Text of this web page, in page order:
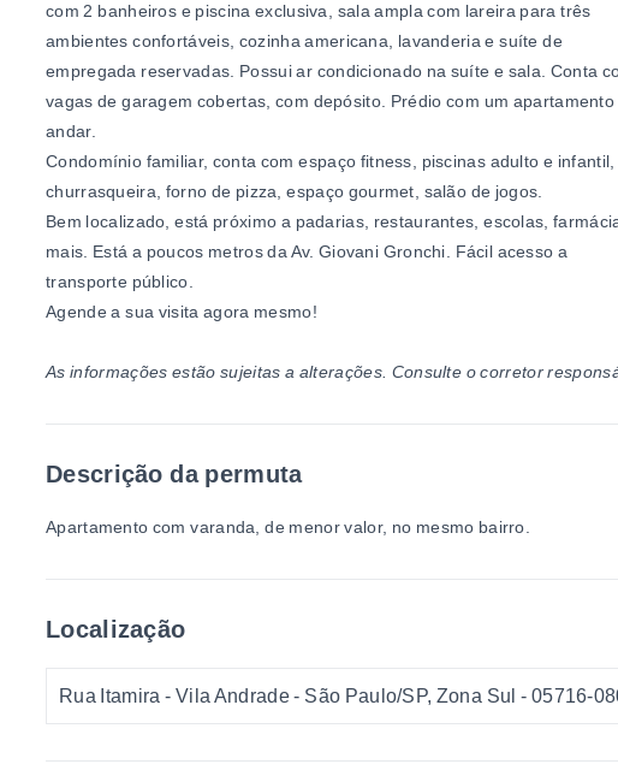
com 2 banheiros e piscina exclusiva, sala ampla com lareira para três
ambientes confortáveis, cozinha americana, lavanderia e suíte de
empregada reservadas. Possui ar condicionado na suíte e sala. Conta
vagas de garagem cobertas, com depósito. Prédio com um apartamento
andar.
Condomínio familiar, conta com espaço fitness, piscinas adulto e infantil,
churrasqueira, forno de pizza, espaço gourmet, salão de jogos.
Bem localizado, está próximo a padarias, restaurantes, escolas,
mais. Está a poucos metros da Av. Giovani Gronchi. Fácil acesso a
transporte público.
Agende a sua visita agora mesmo!
As informações estão sujeitas a alterações. Consulte o corretor
Descrição da permuta
Apartamento com varanda, de menor valor, no mesmo bairro.
Localização
Rua Itamira - Vila Andrade - São Paulo/SP, Zona Sul - 05716-